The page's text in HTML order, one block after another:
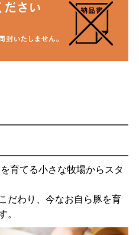
育てる小さな牧場からスタ
だわり、今なお自ら豚を育
。